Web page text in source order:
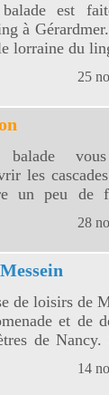
balade est
à
lorraine du
25
balade
les
un peu de
vosgienne
cascade de
28
de loisirs de
et de
de Nancy.
un plan d'eau
14